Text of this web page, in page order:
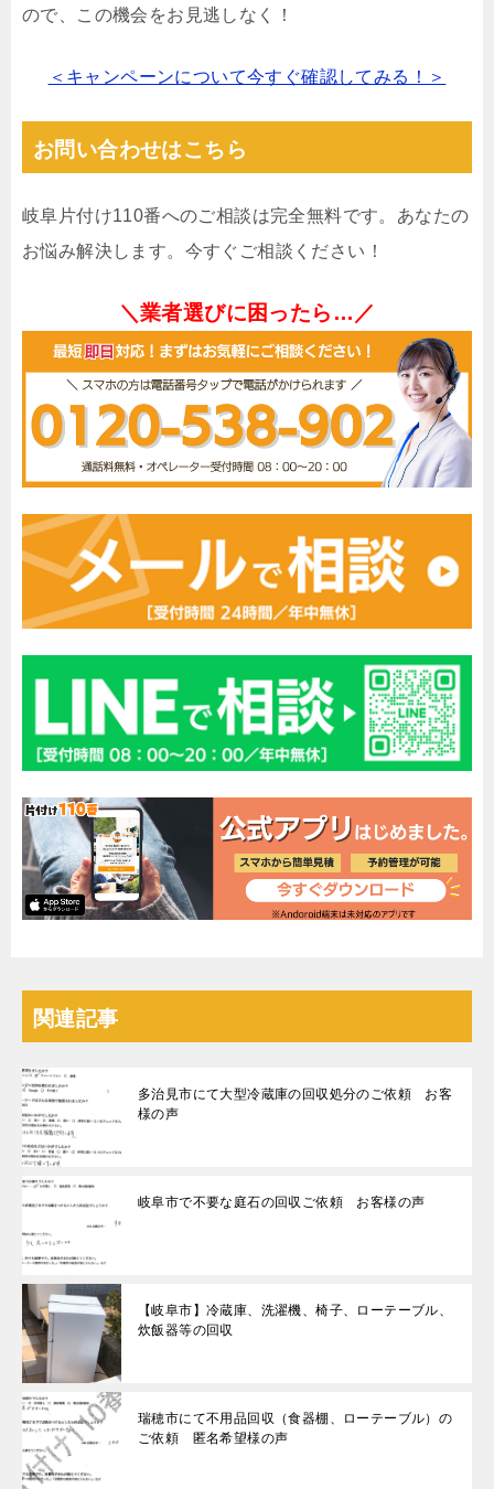
ので、この機会をお見逃しなく！
＜キャンペーンについて今すぐ確認してみる！＞
お問い合わせはこちら
岐阜片付け110番へのご相談は完全無料です。あなたの
お悩み解決します。今すぐご相談ください！
＼業者選びに困ったら…／
関連記事
多治見市にて大型冷蔵庫の回収処分のご依頼 お客
様の声
岐阜市で不要な庭石の回収ご依頼 お客様の声
【岐阜市】冷蔵庫、洗濯機、椅子、ローテーブル、
炊飯器等の回収
瑞穂市にて不用品回収（食器棚、ローテーブル）の
ご依頼 匿名希望様の声